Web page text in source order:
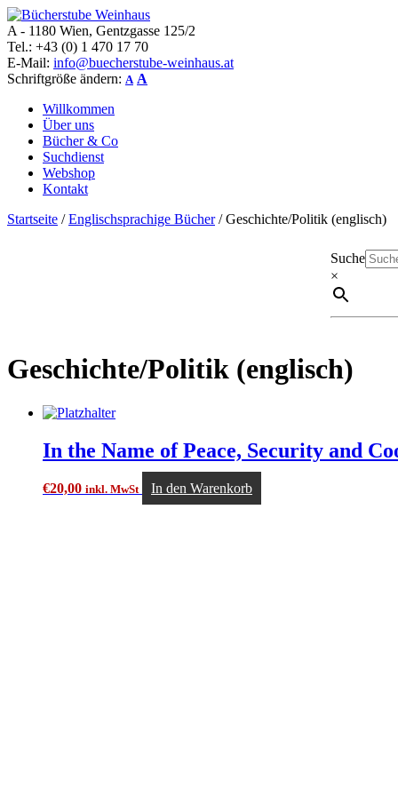
Bücherstube Weinhaus
Verkauf von seltenen antiquarischen und alten, teilweise noch
A - 1180 Wien, Gentzgasse 125/2
Tel.: +43 (0) 1 470 17 70
E-Mail: info@buecherstube-weinhaus.at
Schriftgröße ändern: A A
Willkommen
Über uns
Bücher & Co
Suchdienst
Webshop
Kontakt
Startseite /Englischsprachige Bücher/ Geschichte/Politik (englisch)
Suche
×
Geschichte/Politik (englisch)
In the Name of Peace, Security and
€20,00 inkl. MwSt In den Warenkorb